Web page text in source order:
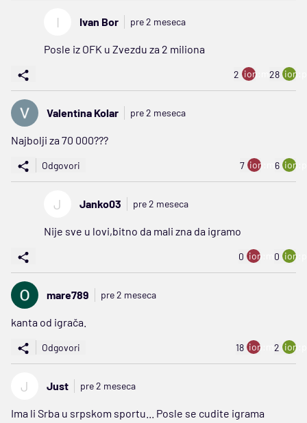
I Ivan Bor pre 2 meseca
Posle iz OFK u Zvezdu za 2 miliona
2 ion:minus
28
Valentina Kolar pre 2 meseca
Najbolji za 70 000???
Odgovori 7 ion:minus
6
J Janko03 pre 2 meseca
Nije sve u lovi,bitno da mali zna da igramo
0 ion:minus
0
mare789 pre 2 meseca
kanta od igrača.
Odgovori 18 ion:minus
2
J Just pre 2 meseca
Ima li Srba u srpskom sportu... Posle se cudite igrama